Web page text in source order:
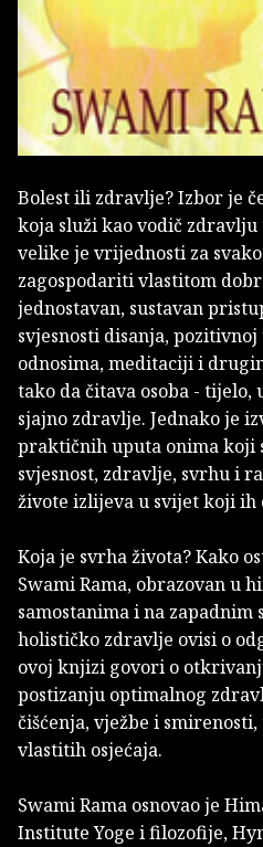
Bolest ili zdravlje? Izbor je
koja služi kao vodič
velike je vrijednosti za
zagospodariti vlastitom
jednostavan, sustavan
svjesnosti disanja,
odnosima, meditaciji i
tako da čitava osoba - tijelo,
sjajno zdravlje. Jednako je
praktičnih uputa onima koji
svjesnost, zdravlje, svrhu i
živote izlijeva u svijet koji ih
Koja je svrha života? Kako
Swami Rama, obrazovan u
samostanima i na zapadnim
holističko zdravlje ovisi o
ovoj knjizi govori o
postizanju optimalnog
čišćenja, vježbe i
vlastitih osjećaja.
Swami Rama osnovao je
Institute Yoge i filozofije,